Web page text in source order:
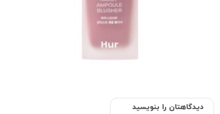
دیدگاهتان را بنویسید